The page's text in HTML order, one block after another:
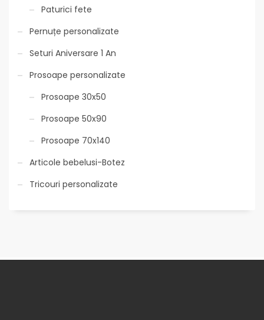
Paturici fete
Pernuțe personalizate
Seturi Aniversare 1 An
Prosoape personalizate
Prosoape 30x50
Prosoape 50x90
Prosoape 70x140
Articole bebelusi-Botez
Tricouri personalizate